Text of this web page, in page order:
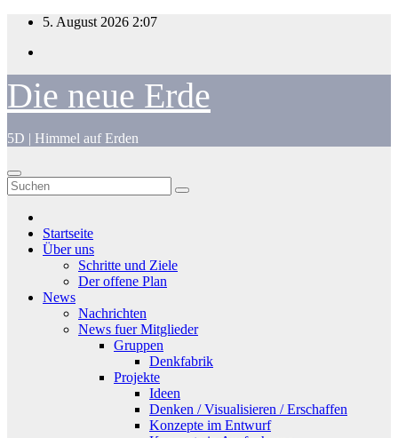
Zum
springen
5. August 2026 2:07
Die neue Erde
5D | Himmel auf Erden
Startseite
Über uns
Schritte und Ziele
Der offene Plan
News
Nachrichten
News fuer Mitglieder
Gruppen
Denkfabrik
Projekte
Ideen
Denken / Visualisieren / Erschaffen
Konzepte im Entwurf